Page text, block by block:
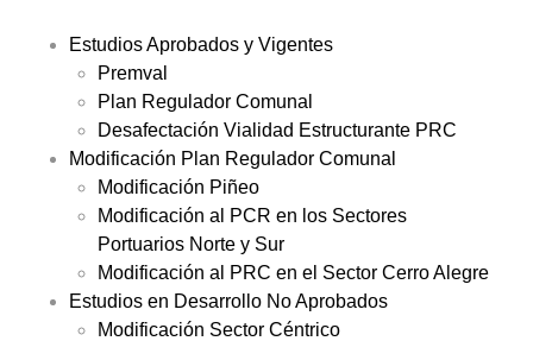
Estudios Aprobados y Vigentes
Premval
Plan Regulador Comunal
Desafectación Vialidad Estructurante PRC
Modificación Plan Regulador Comunal
Modificación Piñeo
Modificación al PCR en los Sectores
Portuarios Norte y Sur
Modificación al PRC en el Sector Cerro Alegre
Estudios en Desarrollo No Aprobados
Modificación Sector Céntrico